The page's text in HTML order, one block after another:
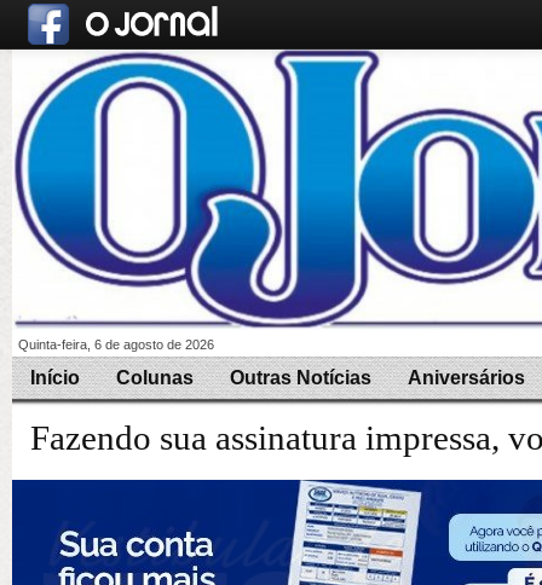
Quinta-feira, 6 de agosto de 2026
Início Colunas Outras Notícias Aniversários
Fazendo sua assinatura impressa,